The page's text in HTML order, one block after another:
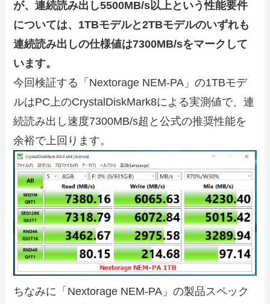
が、連続読み出し5500MB/s以上という性能要件
については、1TBモデルと2TBモデルのいずれも
連続読み出しの仕様値は7300MB/sをマークして
います。
今回検証する「Nextorage NEM-PA」の1TBモデ
ルはPC上のCrystalDiskMark8による実測値で、連
続読み出し速度7300MB/s超と公式の推奨性能を
余裕で上回ります。
ちなみに「Nextorage NEM-PA」の製品スペック